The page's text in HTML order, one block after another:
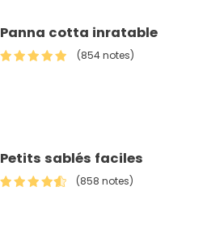
Panna cotta inratable
(854 notes)
Petits sablés faciles
(858 notes)